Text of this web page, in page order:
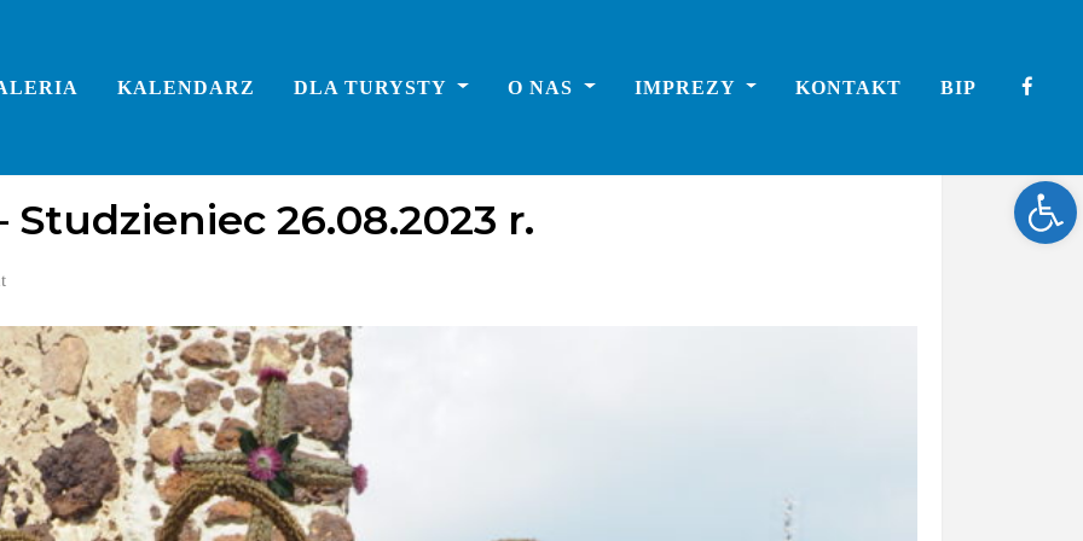
KALENDARZ DLA TURYSTY O NAS IMPREZY KONTAKT BIP
26.08.2023 r.